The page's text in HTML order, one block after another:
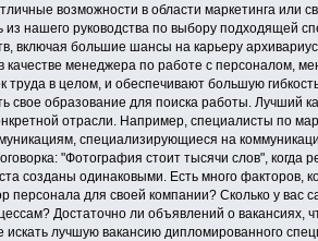
возможности в области маркетинга или
нашего руководства по выбору подходящей
включая большие шансы на карьеру
менеджера по работе с персоналом,
в целом, и обеспечивают большую
свое образование для поиска работы. Лучший
отрасли. Например, специалисты по
специализирующиеся на
"Фотография стоит тысячи слов", когда
созданы одинаковыми. Есть много
персонала для своей компании? Сколько у вас
Достаточно ли объявлений о вакансиях,
лучшую вакансию дипломированного